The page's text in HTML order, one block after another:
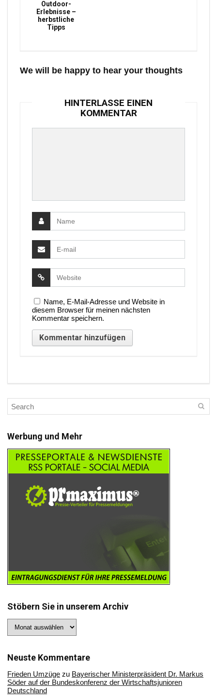
Outdoor-
Erlebnisse –
herbstliche
Tipps
We will be happy to hear your thoughts
HINTERLASSE EINEN
KOMMENTAR
Name, E-Mail-Adresse und Website in
diesem Browser für meinen nächsten
Kommentar speichern.
Werbung und Mehr
Stöbern Sie in unserem Archiv
Sie
Archiv
Neuste Kommentare
Frieden Umzüge zu Bayerischer Ministerpräsident Dr. Markus
Söder auf der Bundeskonferenz der Wirtschaftsjunioren
Deutschland